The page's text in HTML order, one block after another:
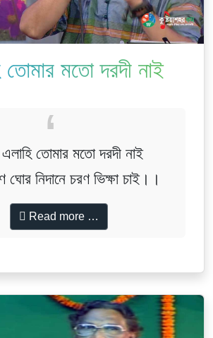
মতো দরদী নাই
তোমার মতো দরদী নাই
ঘোর নিদানে চরণ ভিক্ষা চাই।।
Read more …